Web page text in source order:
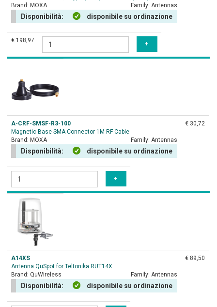
Brand: MOXA Family: Antennas
Disponibilità: disponibile su ordinazione
€ 198,97
A-CRF-SMSF-R3-100
Magnetic Base SMA Connector 1M RF Cable
Brand: MOXA Family: Antennas
Disponibilità: disponibile su ordinazione
€ 30,72
A14XS
Antenna QuSpot for Teltonika RUT14X
Brand: QuWireless Family: Antennas
Disponibilità: disponibile su ordinazione
€ 89,50